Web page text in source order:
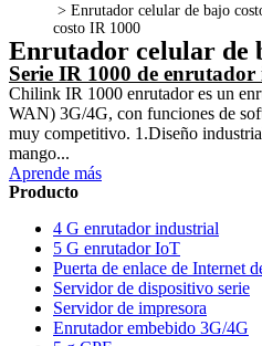
> Enrutador celular de bajo
costo IR 1000
Enrutador celular de
Serie IR 1000 de
Chilink IR 1000 enrutador es un
WAN) 3G/4G, con funciones de
muy competitivo. 1.Diseño
mango...
Aprende más
Producto
4 G enrutador industrial
5 G enrutador IoT
Puerta de enlace de Internet
Servidor de dispositivo serie
Servidor de impresora
Enrutador embebido 3G/4G